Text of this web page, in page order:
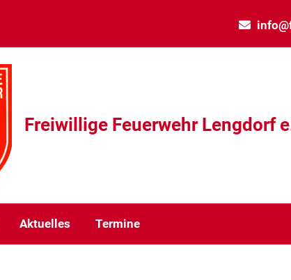
Freiwillige Feuerwehr Lengdorf
Aktuelles Termine